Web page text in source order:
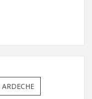
ARDECHE